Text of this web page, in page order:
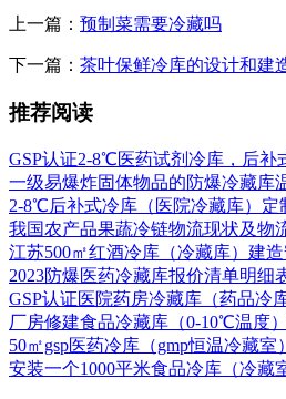
上一篇： 预制菜需要冷藏吗
下一篇： 茶叶保鲜冷库的设计和建
推荐阅读
GSP认证2-8℃医药试剂冷库，后补
一级易爆炸固体物品的防爆冷藏库
2-8℃后补式冷库（医院冷藏库）定
我国农产品果蔬冷链物流现状及物
江苏500㎡红酒冷库（冷藏库）建
2023防爆医药冷藏库报价清单明细
GSP认证医院药房冷藏库（药品冷
厂房修建食品冷藏库（0-10℃温度
50㎡gsp医药冷库（gmp恒温冷藏室
安装一个1000平米食品冷库（冷藏